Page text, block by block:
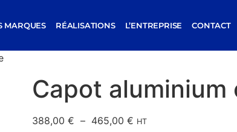
MARQUES RÉALISATIONS L’ENTREPRISE CONTACT
Capot aluminium
388,00 € – 465,00 € HT